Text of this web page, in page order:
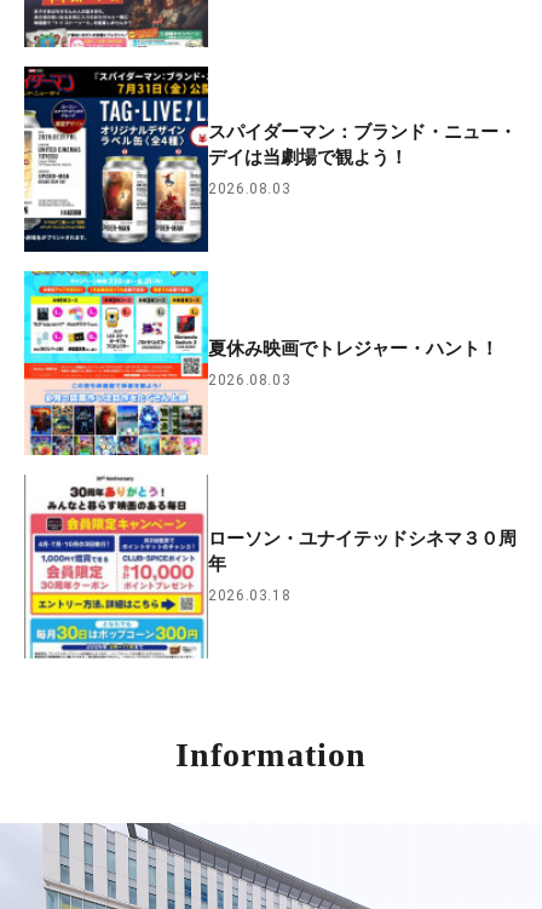
スパイダーマン：ブランド・ニュー・
デイは当劇場で観よう！
2026.08.03
夏休み映画でトレジャー・ハント！
2026.08.03
ローソン・ユナイテッドシネマ３０周
年
2026.03.18
Information